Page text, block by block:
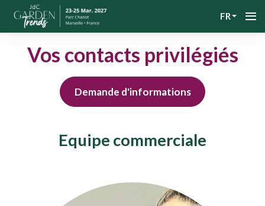
FR
Vos contacts privilégiés
Demande d'informations
Equipe commerciale